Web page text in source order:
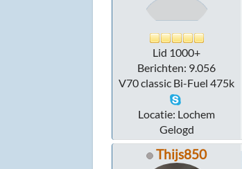
Lid 1000+
Berichten: 9.056
V70 classic Bi-Fuel 475k
Locatie: Lochem
Gelogd
Thijs850